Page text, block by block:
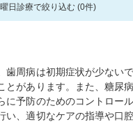
日診療で絞り込む (0件)
歯周病は初期症状が少ない
とがあります。また、糖尿
に予防のためのコントロー
い、適切なケアの指導や口